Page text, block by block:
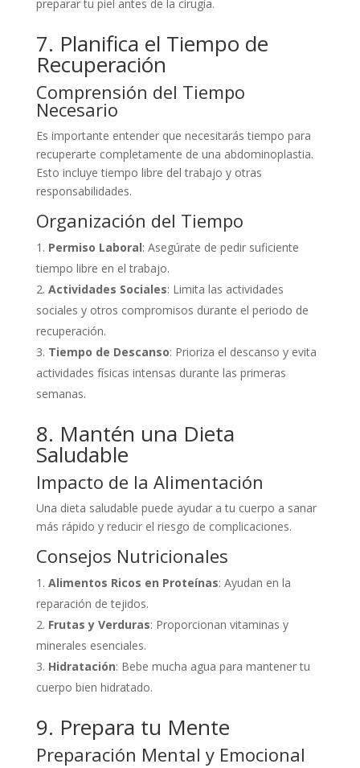
preparar tu piel antes de la cirugía.
7. Planifica el Tiempo de
Recuperación
Comprensión del Tiempo
Necesario
Es importante entender que necesitarás tiempo para
recuperarte completamente de una abdominoplastia.
Esto incluye tiempo libre del trabajo y otras
responsabilidades.
Organización del Tiempo
Permiso Laboral: Asegúrate de pedir suficiente
tiempo libre en el trabajo.
Actividades Sociales: Limita las actividades
sociales y otros compromisos durante el periodo de
recuperación.
Tiempo de Descanso: Prioriza el descanso y evita
actividades físicas intensas durante las primeras
semanas.
8. Mantén una Dieta
Saludable
Impacto de la Alimentación
Una dieta saludable puede ayudar a tu cuerpo a sanar
más rápido y reducir el riesgo de complicaciones.
Consejos Nutricionales
Alimentos Ricos en Proteínas: Ayudan en la
reparación de tejidos.
Frutas y Verduras: Proporcionan vitaminas y
minerales esenciales.
Hidratación: Bebe mucha agua para mantener tu
cuerpo bien hidratado.
9. Prepara tu Mente
Preparación Mental y Emocional